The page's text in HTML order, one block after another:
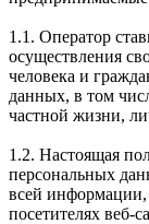
1.1. Оператор
осуществления
человека и
данных, в том
частной жизни,
1.2. Настоящая
персональных
всей
посетителях веб-